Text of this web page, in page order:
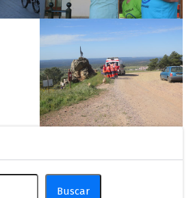
Buscar